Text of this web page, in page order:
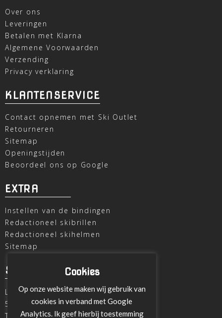
Over ons
Leveringen
Betalen met Klarna
Algemene Voorwaarden
Verzending
Privacy verklaring
KLANTENSERVICE
Contact opnemen met Ski Outlet
Retourneren
Sitemap
Openingstijden
Beoordeel ons op Google
EXTRA
Instellen van de bindingen
Redactioneel skibrillen
Redactioneel skihelmen
Sitemap
SKI OUTLET
Laagheidehof 8
5804 XC Venray
T
+31 478 515696
Cookies
Op onze website maken wij gebruik van
cookies in verband met Google
Analytics. Ik geef hierbij toestemming